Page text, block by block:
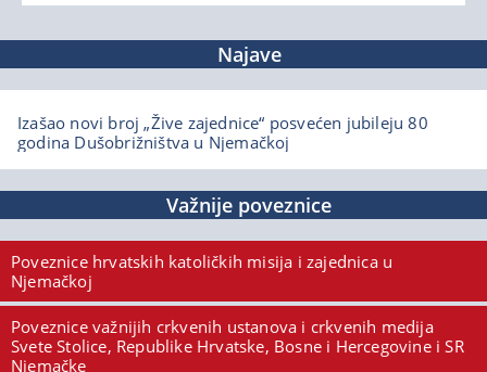
Najave
Izašao novi broj „Žive zajednice“ posvećen jubileju 80
godina Dušobrižništva u Njemačkoj
Važnije poveznice
Poveznice hrvatskih katoličkih misija i zajednica u
Njemačkoj
Poveznice važnijih crkvenih ustanova i crkvenih medija
Svete Stolice, Republike Hrvatske, Bosne i Hercegovine i SR
Njemačke